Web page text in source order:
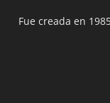
Fue creada en